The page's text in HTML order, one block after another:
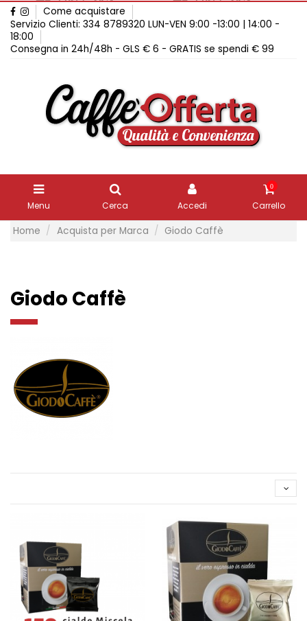
Come acquistare
Servizio Clienti: 334 8789320 LUN-VEN 9:00 -13:00 | 14:00 -
18:00
Consegna in 24h/48h - GLS € 6 - GRATIS se spendi € 99
Menu Cerca Accedi
0
Carrello
Home Acquista per Marca Giodo Caffè
Giodo Caffè